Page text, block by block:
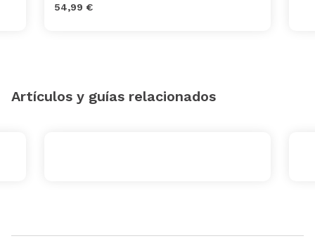
54,99 €
Artículos y guías relacionados